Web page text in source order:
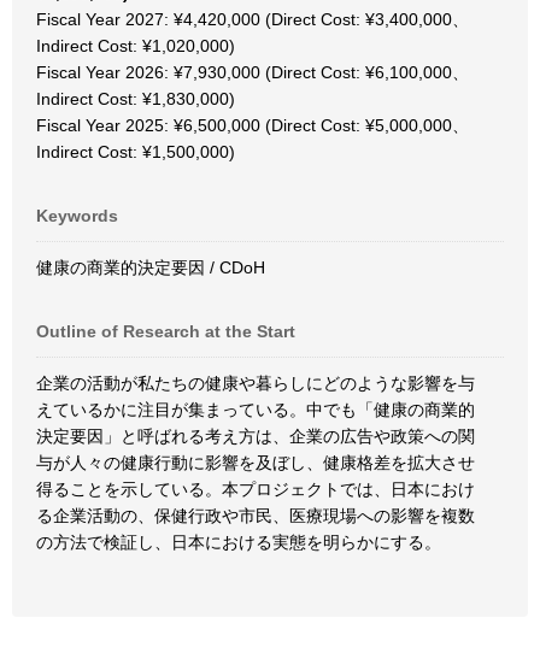
Fiscal Year 2027: ¥4,420,000 (Direct Cost: ¥3,400,000、
Indirect Cost: ¥1,020,000)
Fiscal Year 2026: ¥7,930,000 (Direct Cost: ¥6,100,000、
Indirect Cost: ¥1,830,000)
Fiscal Year 2025: ¥6,500,000 (Direct Cost: ¥5,000,000、
Indirect Cost: ¥1,500,000)
Keywords
健康の商業的決定要因 / CDoH
Outline of Research at the Start
企業の活動が私たちの健康や暮らしにどのような影響を与
えているかに注目が集まっている。中でも「健康の商業的
決定要因」と呼ばれる考え方は、企業の広告や政策への関
与が人々の健康行動に影響を及ぼし、健康格差を拡大させ
得ることを示している。本プロジェクトでは、日本におけ
る企業活動の、保健行政や市民、医療現場への影響を複数
の方法で検証し、日本における実態を明らかにする。